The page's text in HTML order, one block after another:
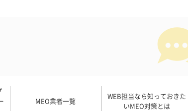
MEO業者一覧
WEB担当なら知っておきた
いMEO対策とは